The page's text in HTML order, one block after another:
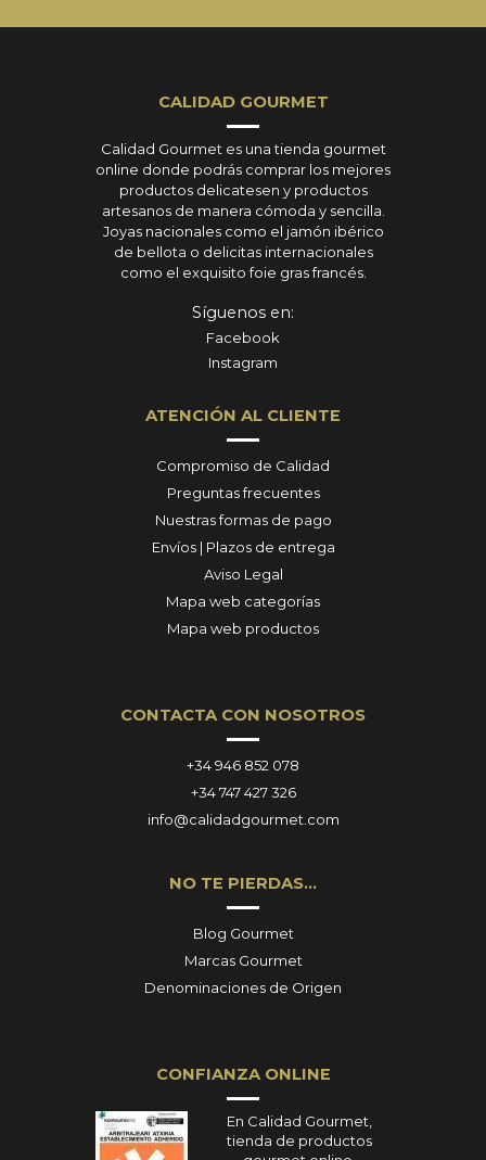
CALIDAD GOURMET
Calidad Gourmet es una tienda gourmet
online donde podrás comprar los mejores
productos delicatesen y productos
artesanos de manera cómoda y sencilla.
Joyas nacionales como el jamón ibérico
de bellota o delicitas internacionales
como el exquisito foie gras francés.
Síguenos en:
Facebook
Instagram
ATENCIÓN AL CLIENTE
Compromiso de Calidad
Preguntas frecuentes
Nuestras formas de pago
Envíos | Plazos de entrega
Aviso Legal
Mapa web categorías
Mapa web productos
CONTACTA CON NOSOTROS
+34 946 852 078
+34 747 427 326
info@calidadgourmet.com
NO TE PIERDAS…
Blog Gourmet
Marcas Gourmet
Denominaciones de Origen
CONFIANZA ONLINE
En Calidad Gourmet,
tienda de productos